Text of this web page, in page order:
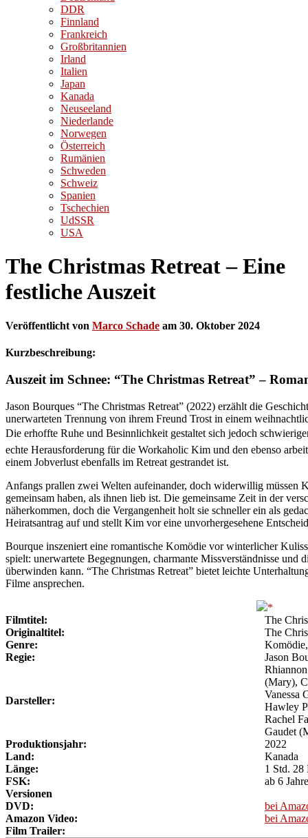
DDR
Finnland
Frankreich
Großbritannien
Irland
Italien
Japan
Kanada
Neuseeland
Niederlande
Norwegen
Österreich
Rumänien
Schweden
Schweiz
Spanien
Tschechien
UdSSR
USA
The Christmas Retreat – Eine
festliche Auszeit
Veröffentlicht von Marco Schade am 30. Oktober 2024
Kurzbeschreibung:
Auszeit im Schnee: “The Christmas Retreat” –
Jason Bourques “The Christmas Retreat” (2022) erzählt die
unerwarteten Trennung von ihrem Freund Trost in einem
Die erhoffte Ruhe und Besinnlichkeit gestaltet sich jedoch
echte Herausforderung für die Workaholic Kim und den ebenso
einem Jobverlust ebenfalls im Retreat gestrandet ist.
Anfangs prallen zwei Welten aufeinander, doch widerwillig müssen
gemeinsam haben, als ihnen lieb ist. Die gemeinsame Zeit in der
näherkommen, doch die Vergangenheit holt sie schneller ein als
Heiratsantrag auf und stellt Kim vor eine unvorhergesehene
Bourque inszeniert eine romantische Komödie vor winterlicher
spielt: unerwartete Begegnungen, charmante Missverständnisse und
überwinden kann. “The Christmas Retreat” bietet leichte
Filme ansprechen.
Filmtitel:
The
Originaltitel:
The
Genre:
Regie:
Jason
Darsteller:
(Mary),
Vanessa
Hawley
Rachel
Gaudet
Produktionsjahr:
2022
Land:
Kanada
Länge:
1 Std. 28
FSK:
ab 6
Versionen
DVD:
bei
Amazon Video:
bei
Film Trailer: